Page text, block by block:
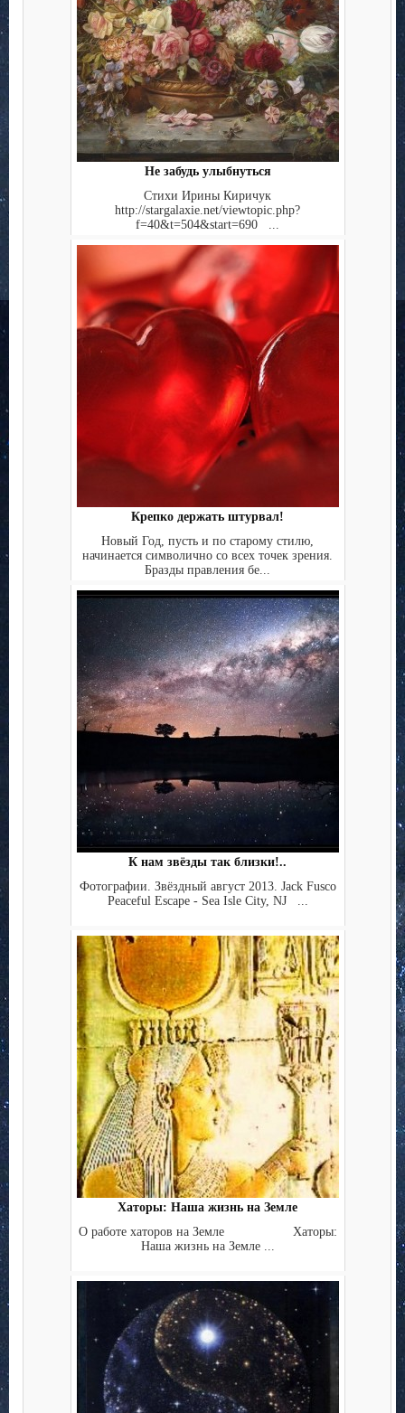
Не забудь улыбнуться
Стихи Ирины Киричук
http://stargalaxie.net/viewtopic.php?
f=40&t=504&start=690 ...
Крепко держать штурвал!
Новый Год, пусть и по старому стилю,
начинается символично со всех точек зрения.
Бразды правления бе...
К нам звёзды так близки!..
Фотографии. Звёздный август 2013. Jack Fusco
Peaceful Escape - Sea Isle City, NJ ...
Хаторы: Наша жизнь на Земле
О работе хаторов на Земле Хаторы:
Наша жизнь на Земле ...